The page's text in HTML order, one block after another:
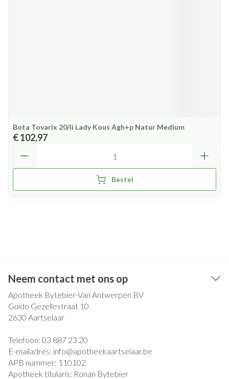
Bota Tovarix 20/ii Lady Kous Agh+p Natur Medium
€ 102,97
Bestel
Neem contact met ons op
Apotheek Bytebier-Van Antwerpen BV
Guido Gezellestraat 10
2630 Aartselaar
Telefoon: 03 887 23 20
E-mailadres: info@apotheekaartselaar.be
APB nummer: 110102
Apotheek titularis: Ronan Bytebier